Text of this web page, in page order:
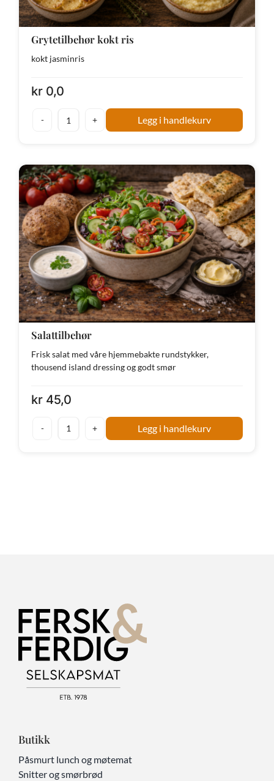
Grytetilbehør kokt ris
kokt jasminris
kr0,0
Grytetilbehør
antall
Legg i handlekurv
Salattilbehør
Frisk salat med våre hjemmebakte rundstykker,
thousend island dressing og godt smør
kr45,0
Salattilbehør
Legg i handlekurv
Butikk
Påsmurt lunch og møtemat
Snitter og smørbrød